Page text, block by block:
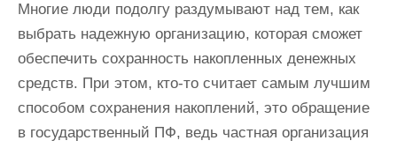
Многие люди подолгу раздумывают над тем, как
выбрать надежную организацию, которая сможет
обеспечить сохранность накопленных денежных
средств. При этом, кто-то считает самым лучшим
способом сохранения накоплений, это обращение
в государственный ПФ, ведь частная организация